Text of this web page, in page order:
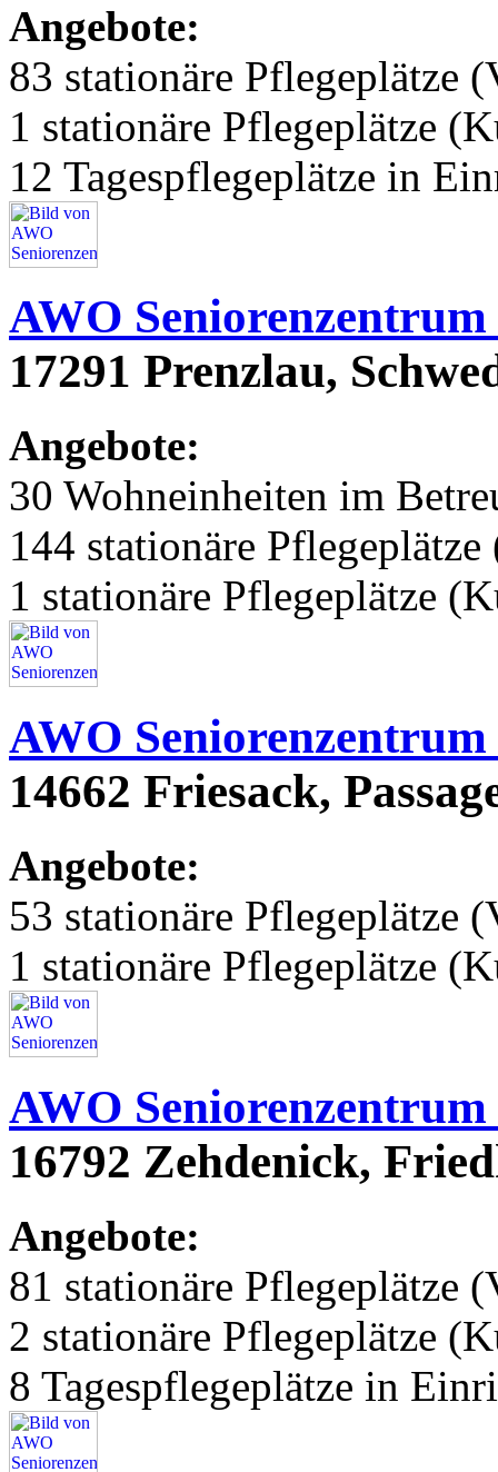
Angebote:
83 stationäre Pflegeplätze
1 stationäre Pflegeplätze
12 Tagespflegeplätze in
AWO
17291 Prenzlau,
Angebote:
30 Wohneinheiten im
144 stationäre
1 stationäre Pflegeplätze
AWO
14662 Friesack,
Angebote:
53 stationäre Pflegeplätze
1 stationäre Pflegeplätze
AWO
16792 Zehdenick,
Angebote:
81 stationäre Pflegeplätze
2 stationäre Pflegeplätze
8 Tagespflegeplätze in